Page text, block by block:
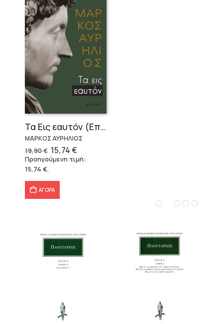
Τα Εις εαυτόν (Επίτομο) – Μάρκος Αυρήλιος
ΜΑΡΚΟΣ ΑΥΡΗΛΙΟΣ
19,90€ Original
price
was:
15,74€Η
τρέχουσα
τιμή
Προηγούμενη τιμή:
15,74 €.
ΑΓΟΡΑ